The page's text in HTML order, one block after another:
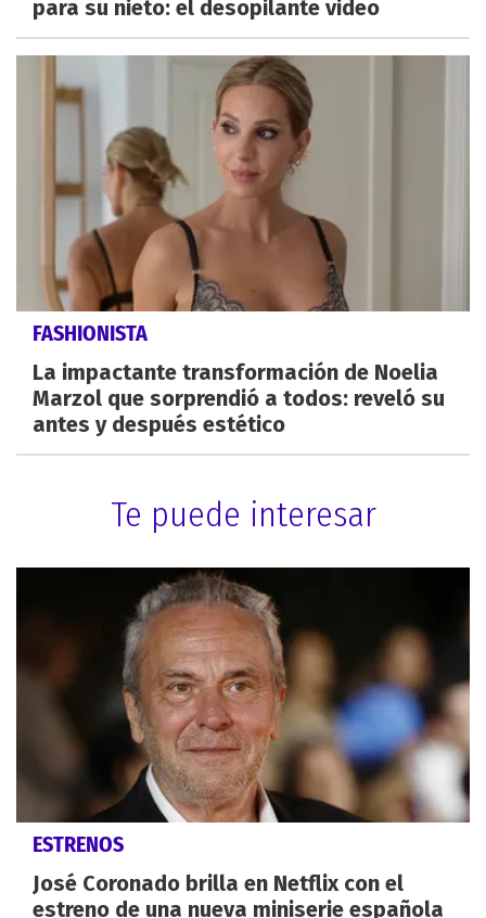
para su nieto: el desopilante video
FASHIONISTA
La impactante transformación de Noelia
Marzol que sorprendió a todos: reveló su
antes y después estético
Te puede interesar
ESTRENOS
José Coronado brilla en Netflix con el
estreno de una nueva miniserie española